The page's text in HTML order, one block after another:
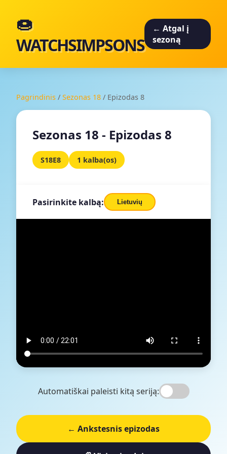
🍩
WATCHSIMPSONS
← Atgal į
sezoną
Pagrindinis / Sezonas 18 / Epizodas 8
Sezonas 18 - Epizodas 8
S18E8 1 kalba(os)
Pasirinkite kalbą: Lietuvių
Automatiškai paleisti kitą seriją:
← Ankstesnis epizodas